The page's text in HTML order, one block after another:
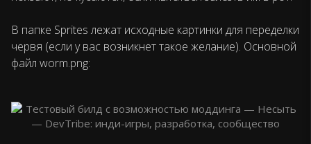
В папке Sprites лежат исходные картинки для переделки
червя (если у вас возникнет такое желание). Основной
файл worm.png: